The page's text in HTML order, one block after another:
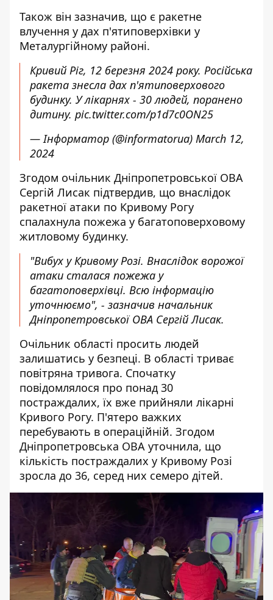
Також він зазначив, що є ракетне
влучення у дах п'ятиповерхівки у
Металургійному районі.
Кривий Ріг, 12 березня 2024 року. Російська
ракета знесла дах п'ятиповерхового
будинку. У лікарнях - 30 людей, поранено
дитину. pic.twitter.com/p1d7c0ON25
— Інформатор (@informatorua) March 12,
2024
Згодом очільник Дніпропетровської ОВА
Сергій Лисак підтвердив, що внаслідок
ракетної атаки по Кривому Рогу
спалахнула пожежа у багатоповерховому
житловому будинку.
"Вибух у Кривому Розі. Внаслідок ворожої
атаки сталася пожежа у
багатоповерхівці. Всю інформацію
уточнюємо", - зазначив начальник
Дніпропетровської ОВА Сергій Лисак.
Очільник області просить людей
залишатись у безпеці. В області триває
повітряна тривога. Спочатку
повідомлялося про понад 30
постраждалих, їх вже прийняли лікарні
Кривого Рогу. П'ятеро важких
перебувають в операційній. Згодом
Дніпропетровська ОВА уточнила, що
кількість постраждалих у Кривому Розі
зросла до 36, серед них семеро дітей.